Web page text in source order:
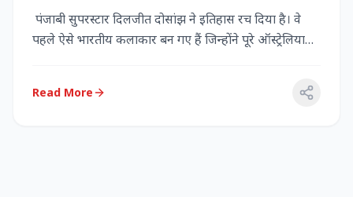
पंजाबी सुपरस्टार दिलजीत दोसांझ ने इतिहास रच दिया है। वे
पहले ऐसे भारतीय कलाकार बन गए हैं जिन्होंने पूरे ऑस्ट्रेलिया
Read More